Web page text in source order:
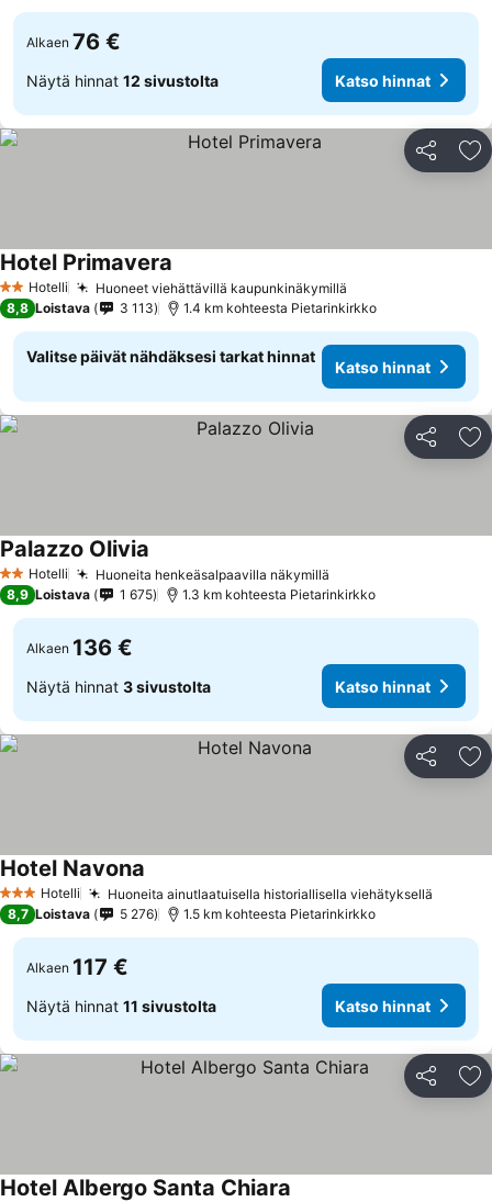
Alkaen 76 €
Näytä hinnat 12 sivustolta Katso hinnat
Jaa
2 Tähtiluokitus
Hotelli Huoneet viehättävillä kaupunkinäkymillä
Hotel Primavera
8,8 Loistava 3 113 1.4 km kohteesta Pietarinkirkko
Valitse päivät nähdäksesi tarkat hinnat
Katso hinnat
Jaa
2 Tähtiluokitus
Hotelli Huoneita henkeäsalpaavilla näkymillä
Palazzo Olivia
8,9 Loistava 1 675 1.3 km kohteesta Pietarinkirkko
Alkaen 136 €
Näytä hinnat 3 sivustolta Katso hinnat
Jaa
3 Tähtiluokitus
Hotelli Huoneita ainutlaatuisella historiallisella viehätyksellä
Hotel Navona
8,7 Loistava 5 276 1.5 km kohteesta Pietarinkirkko
Alkaen 117 €
Näytä hinnat 11 sivustolta Katso hinnat
Jaa
Hotel Albergo Santa Chiara